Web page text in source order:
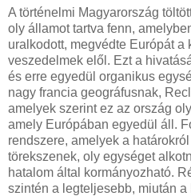
A történelmi Magyarország
oly államot tartva fenn,
uralkodott, megvédte Európát
veszedelmek elől. Ezt a
és erre egyedül organikus
nagy francia geográfusnak,
amelyek szerint ez az ország
amely Európában egyedül áll.
rendszere, amelyek a
törekszenek, oly egységet
hatalom által kormányozható.
szintén a legteljesebb, miután